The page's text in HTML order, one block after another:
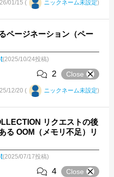
01/15 ( ニックネーム未設定)
ページネーション（ペー
(2025/10/24投稿)
2 Close
12/20 ( ニックネーム未設定)
リクエストの後
る OOM（メモリ不足）リ
(2025/07/17投稿)
4 Close